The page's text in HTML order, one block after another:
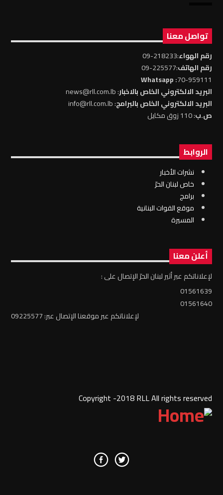
تواصل معنا
رقم الهواء:218233-09
رقم الهاتف:225577-09
70-959111
: Whatsapp
البريد الالكتروني الخاص بالاخبار: news@rll.com.lb
البريد الالكتروني الخاص بالبرامج: info@rll.com.lb
ص.ب: 110 زوق مكايل
الروابط
نشرات الأخبار
خاص لبنان الحرّ
برامج
موقع القوات البنانية
المسيرة
أعلن معنا
لإعلاناتكم عبر أثير لبنان الحرّ الإتصال على :
01561639
01561640
لإعلاناتكم عبر موقعنا الإتصال عبر: 09225577
Copyright -2018 RLL All rights reserved